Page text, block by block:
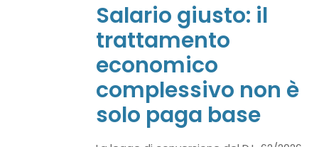
Salario giusto: il
trattamento
economico
complessivo non è
solo paga base